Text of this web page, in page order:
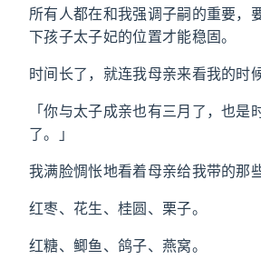
所有人都在和我强调子嗣的重要，
下孩子太子妃的位置才能稳固。
时间长了，就连我母亲来看我的时
「你与太子成亲也有三月了，也是
了。」
我满脸惆怅地看着母亲给我带的那
红枣、花生、桂圆、栗子。
红糖、鲫鱼、鸽子、燕窝。